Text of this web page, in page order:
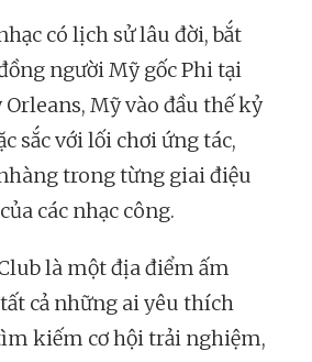
có lịch sử lâu đời, bắt
người Mỹ gốc Phi tại
Mỹ vào đầu thế kỷ
sắc với lối chơi ứng tác,
trong từng giai điệu
các nhạc công.
Club là một địa điểm ấm
cả những ai yêu thích
kiếm cơ hội trải nghiệm,